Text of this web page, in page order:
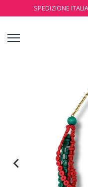
SPEDIZIONE